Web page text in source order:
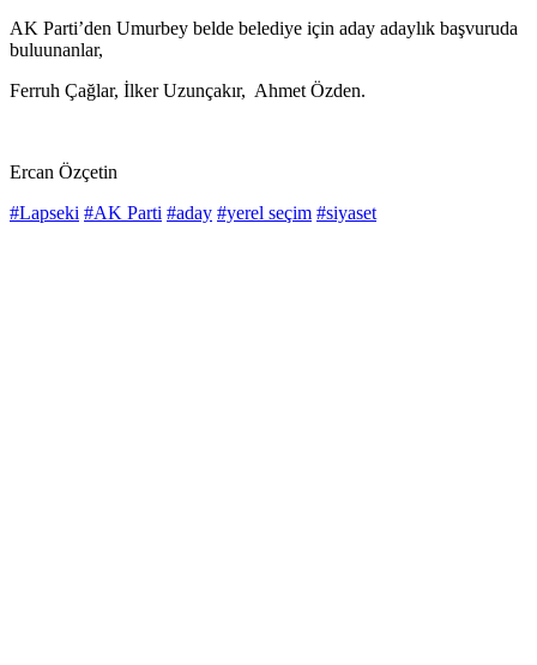
AK Parti’den Umurbey belde belediye için aday adaylık başvuruda
buluunanlar,
Ferruh Çağlar, İlker Uzunçakır, Ahmet Özden.
Ercan Özçetin
#Lapseki #AK Parti #aday #yerel seçim #siyaset